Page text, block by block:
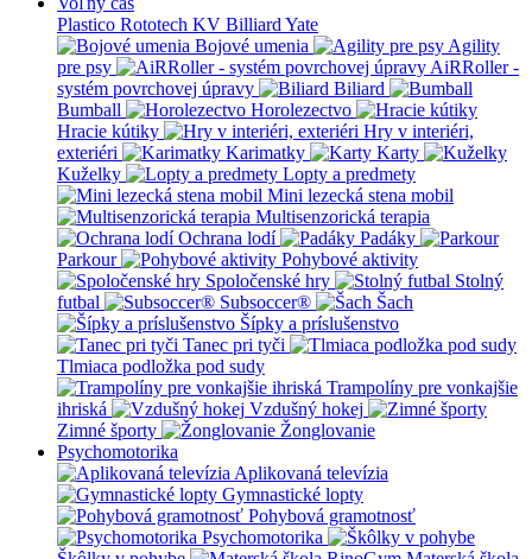
Plastico Rototech KV Billiard Yate
Bojové umenia
Agility
pre psy
AiRRoller -
systém povrchovej úpravy
Biliard
Bumball
Horolezectvo
Hracie kútiky
Hry v interiéri,
exteriéri
Karimatky
Karty
Kuželky
Lopty a predmety
Mini lezecká stena mobil
Multisenzorická terapia
Ochrana lodí
Padáky
Parkour
Pohybové aktivity
Spoločenské hry
Stolný
futbal
Subsoccer®
Šach
Šípky a príslušenstvo
Tanec pri tyči
Tlmiaca podložka pod sudy
Trampolíny pre vonkajšie
ihriská
Vzdušný hokej
Zimné športy
Žonglovanie
Psychomotorika
Aplikovaná televízia
Gymnastické lopty
Pohybová gramotnosť
Psychomotorika